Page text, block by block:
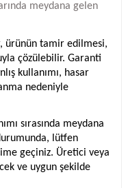
meydana gelen
ürünün tamir edilmesi,
çözülebilir. Garanti
kullanımı, hasar
nedeniyle
sırasında meydana
lütfen
geçiniz. Üretici veya
ve uygun şekilde